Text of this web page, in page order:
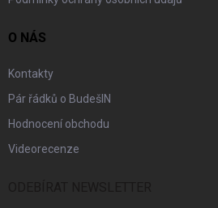
O NÁS
Kontakty
Pár řádků o BudešIN
Hodnocení obchodu
Videorecenze